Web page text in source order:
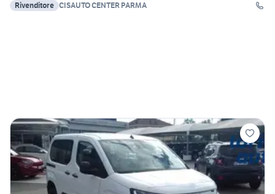
Rivenditore CISAUTO CENTER PARMA